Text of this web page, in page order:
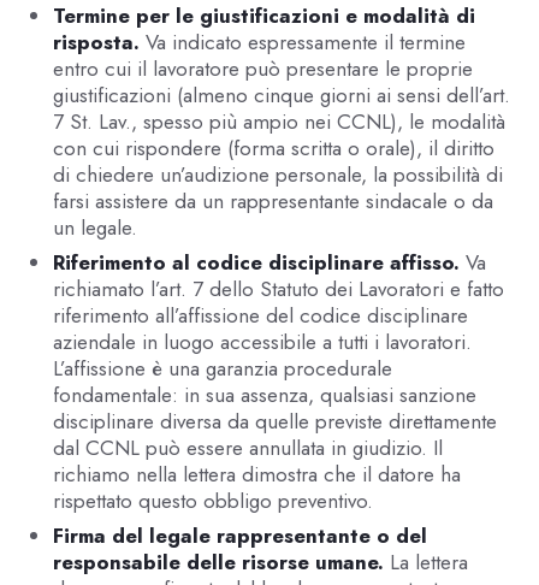
Termine per le giustificazioni e modalità di
risposta. Va indicato espressamente il termine
entro cui il lavoratore può presentare le proprie
giustificazioni (almeno cinque giorni ai sensi dell’art.
7 St. Lav., spesso più ampio nei CCNL), le modalità
con cui rispondere (forma scritta o orale), il diritto
di chiedere un’audizione personale, la possibilità di
farsi assistere da un rappresentante sindacale o da
un legale.
Riferimento al codice disciplinare affisso. Va
richiamato l’art. 7 dello Statuto dei Lavoratori e fatto
riferimento all’affissione del codice disciplinare
aziendale in luogo accessibile a tutti i lavoratori.
L’affissione è una garanzia procedurale
fondamentale: in sua assenza, qualsiasi sanzione
disciplinare diversa da quelle previste direttamente
dal CCNL può essere annullata in giudizio. Il
richiamo nella lettera dimostra che il datore ha
rispettato questo obbligo preventivo.
Firma del legale rappresentante o del
responsabile delle risorse umane. La lettera